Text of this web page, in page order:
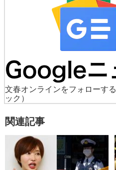
文春オンラインをフォローする
ック）
関連記事